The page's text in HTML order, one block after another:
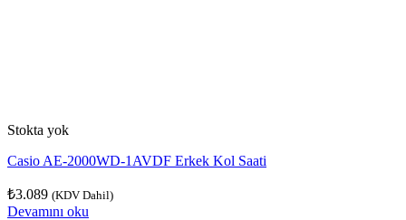
Stokta yok
Casio AE-2000WD-1AVDF Erkek Kol Saati
₺3.089 (KDV Dahil)
Devamını oku